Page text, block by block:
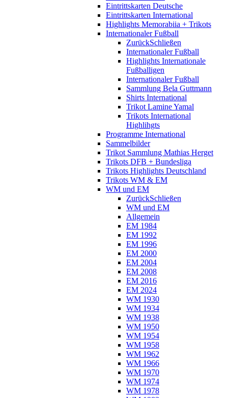
Eintrittskarten Deutsche
Eintrittskarten International
Highlights Memorabiia + Trikots
Internationaler Fußball
ZurückSchließen
Internationaler Fußball
Highlights Internationale
Fußballigen
Internationaler Fußball
Sammlung Bela Guttmann
Shirts International
Trikot Lamine Yamal
Trikots International
Highlihgts
Programme International
Sammelbilder
Trikot Sammlung Mathias Herget
Trikots DFB + Bundesliga
Trikots Highlights Deutschland
Trikots WM & EM
WM und EM
ZurückSchließen
WM und EM
Allgemein
EM 1984
EM 1992
EM 1996
EM 2000
EM 2004
EM 2008
EM 2016
EM 2024
WM 1930
WM 1934
WM 1938
WM 1950
WM 1954
WM 1958
WM 1962
WM 1966
WM 1970
WM 1974
WM 1978